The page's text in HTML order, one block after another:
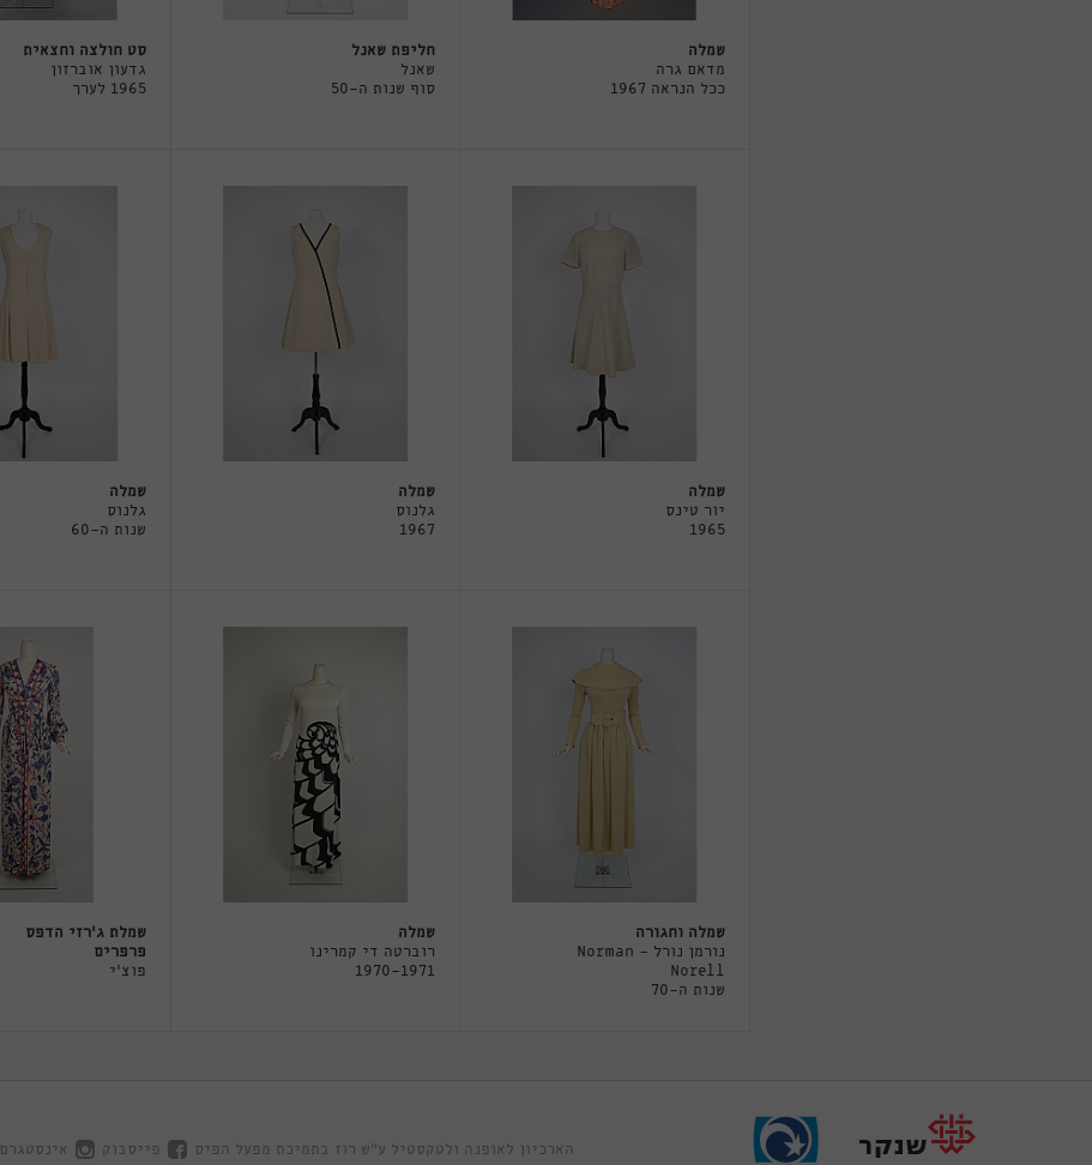
שמלה
מדאם גרה
ככל הנראה 1967
חליפת שאנל
שאנל
סוף שנות ה-50
סט חולצה וחצאית
גדעון אוברזון
1965 לערך
שמלה
יור טינס
1965
שמלה
גלנוס
1967
שמלה
גלנוס
שנות ה-60
שמלה וחגורה
נורמן נורל - Norman
Norell
שנות ה-70
שמלה
רוברטה די קמרינו
1970-1971
שמלת ג'רזי הדפס
פרפרים
פוצ'י
הארכיון לאופנה ולטקסטיל ע"ש רוז בתמיכת מפעל הפיס פייסבוק אינסטגרם